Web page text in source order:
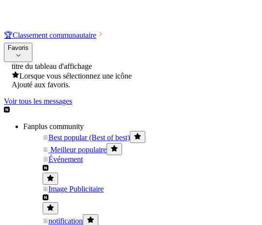
🏆Classement communautaire
Favoris
titre du tableau d'affichage
Lorsque vous sélectionnez une icône
Ajouté aux favoris.
Voir tous les messages
Fanplus community
Best popular (Best of best)
Meilleur populaire
Événement
Image Publicitaire
notification